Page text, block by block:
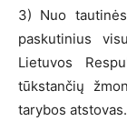
3) Nuo
paskutinius
Lietuvos
tūkstančių
tarybos atstovas.